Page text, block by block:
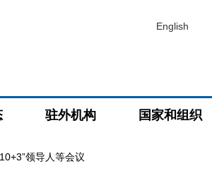
English
驻外机构 国家和组织
领导人等会议